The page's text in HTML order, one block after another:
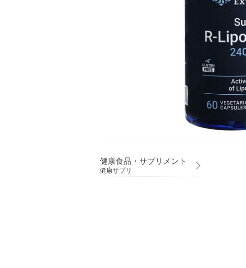
健康食品・サプリメント
健康サプリ